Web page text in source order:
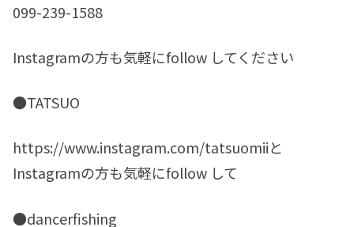
099-239-1588
Instagramの方も気軽にfollow してください
●TATSUO
https://www.instagram.com/tatsuomiiと
Instagramの方も気軽にfollow して
●dancerfishing